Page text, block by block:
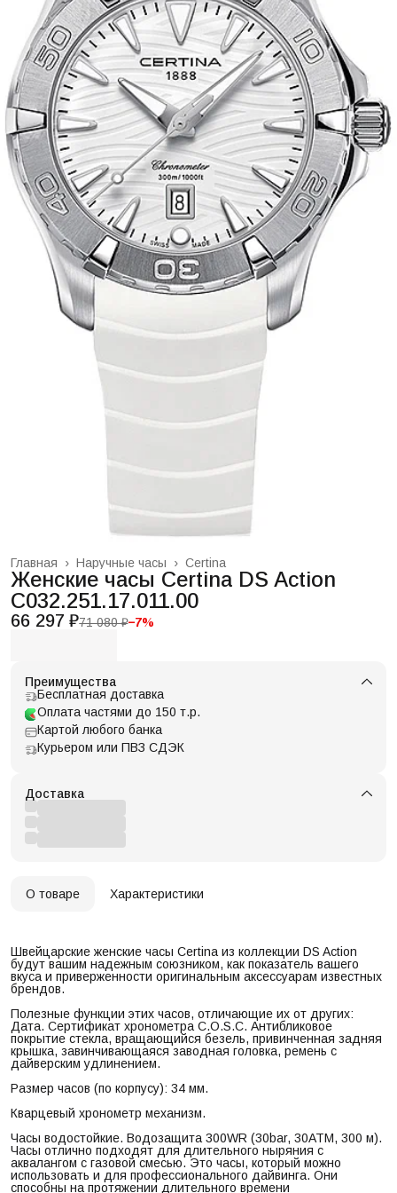
Certina
Наручные часы ›
Главная ›
Женские часы Certina DS Action
C032.251.17.011.00
66 297 ₽71 080 ₽−7%
Преимущества
Бесплатная доставка
Оплата частями до 150 т.р.
Картой любого банка
Курьером или ПВЗ СДЭК
Доставка
О товаре Характеристики
Швейцарские женские часы Certina из коллекции DS Action
будут вашим надежным союзником, как показатель вашего
вкуса и приверженности оригинальным аксессуарам известных
брендов.
Полезные функции этих часов, отличающие их от других:
Дата. Сертификат хронометра C.O.S.C. Антибликовое
покрытие стекла, вращающийся безель, привинченная задняя
крышка, завинчивающаяся заводная головка, ремень с
дайверским удлинением.
Размер часов (по корпусу): 34 мм.
Кварцевый хронометр механизм.
Часы водостойкие. Водозащита 300WR (30bar, 30ATM, 300 м).
Часы отлично подходят для длительного ныряния с
аквалангом с газовой смесью. Это часы, который можно
использовать и для профессионального дайвинга. Они
способны на протяжении длительного времени